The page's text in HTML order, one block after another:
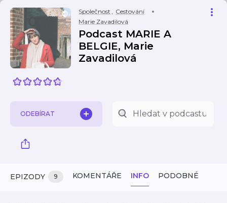
Společnost , Cestování
Marie Zavadilová
Podcast MARIE A
BELGIE, Marie
Zavadilová
ODEBÍRAT
EPIZODY 9 KOMENTÁŘE INFO PODOBNÉ